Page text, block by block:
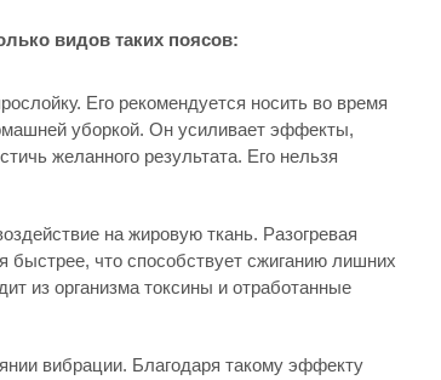
видов таких поясов:
Его рекомендуется носить во время
уборкой. Он усиливает эффекты,
желанного результата. Его нельзя
на жировую ткань. Разогревая
быстрее, что способствует сжиганию лишних
из организма токсины и отработанные
вибрации. Благодаря такому эффекту